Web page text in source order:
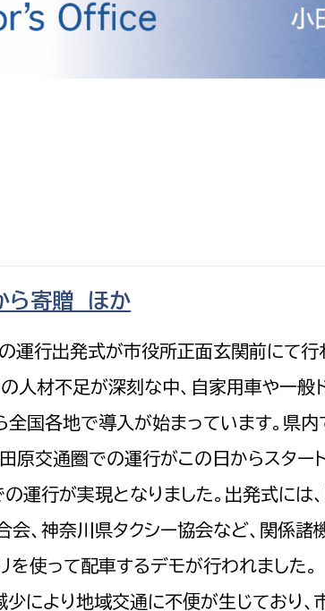
福祉・健康
環境・エネルギー
市民活動・地域づくり
行政経営
観光
消防
病院
市議会
市民税
政策課
産業政
水産海
理者 市立総
ら寄贈 ほか
運行出発式が市役所正面玄関前にて行
の人材不足が深刻な中、自家用車や一般
国各地で導入が始まっています。県内
交通圏での運行がこの日からスタート
運行が実現となりました。出発式には
会、神奈川県タクシー協会など、関係
を使って配車するデモが行われました。
により地域交通に不便が生じており、